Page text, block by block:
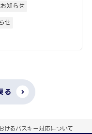
知らせ
せ
る
けるパスキー対応について